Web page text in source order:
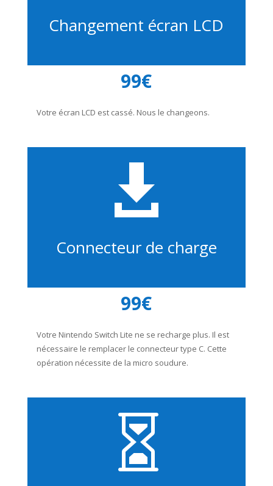
Changement écran LCD
99€
Votre écran LCD est cassé. Nous le changeons.

Connecteur de charge
99€
Votre Nintendo Switch Lite ne se recharge plus. Il est
nécessaire le remplacer le connecteur type C. Cette
opération nécessite de la micro soudure.
